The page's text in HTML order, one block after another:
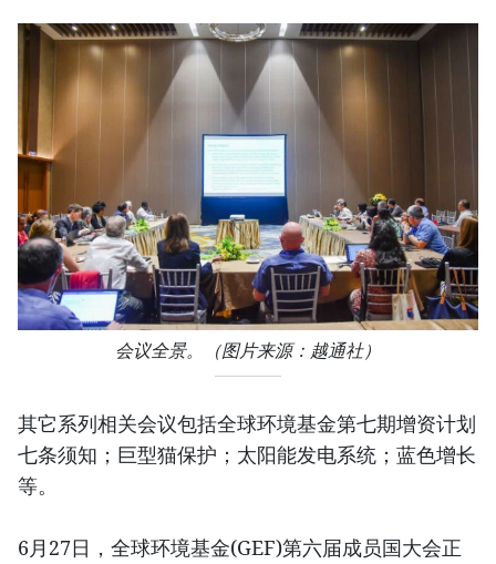
会议全景。（图片来源：越通社）
其它系列相关会议包括全球环境基金第七期增资计划
七条须知；巨型猫保护；太阳能发电系统；蓝色增长
等。
6月27日，全球环境基金(GEF)第六届成员国大会正